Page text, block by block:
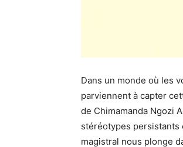
Dans un monde où les
parviennent à capter
de Chimamanda Ngozi
stéréotypes persistants
magistral nous plonge